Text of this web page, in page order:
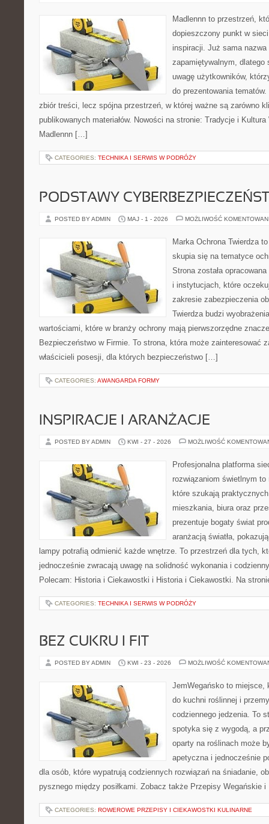
Madlennn to przestrzeń,
dopieszczony punkt w
inspiracji. Już sama
zapamiętywalnym, dlatego
uwagę użytkowników,
do prezentowania
zbiór treści, lecz spójna przestrzeń, w której ważne są zarówno
publikowanych materiałów. Nowości na stronie: Tradycje i
Madlennn […]
CATEGORIES: TECHNIKA I SERWIS W PODRÓŻY
PODSTAWY
POSTED BY ADMIN MAJ - 1 - 2026 MOŻLIWOŚĆ
Marka Ochrona Twierdza
skupia się na tematyce
Strona została
i instytucjach, które
zakresie zabezpieczenia
Twierdza budzi
wartościami, które w branży ochrony mają pierwszorzędne
Bezpieczeństwo w Firmie. To strona, która może zainteresować
właścicieli posesji, dla których bezpieczeństwo […]
CATEGORIES: AWANGARDA FORMY
INSPIRACJE I ARANŻACJE
POSTED BY ADMIN KWI - 27 - 2026 MOŻLIWOŚĆ
Profesjonalna platforma
rozwiązaniom świetlnym
które szukają
mieszkania, biura oraz
prezentuje bogaty świat
aranżacją światła,
lampy potrafią odmienić każde wnętrze. To przestrzeń dla tych,
jednocześnie zwracają uwagę na solidność wykonania i
Polecam: Historia i Ciekawostki i Historia i Ciekawostki. Na
CATEGORIES: TECHNIKA I SERWIS W PODRÓŻY
BEZ CUKRU I FIT
POSTED BY ADMIN KWI - 23 - 2026 MOŻLIWOŚĆ
JemWegańsko to miejsce,
do kuchni roślinnej i
codziennego jedzenia. To
spotyka się z wygodą, a
oparty na roślinach może
apetyczna i jednocześnie
dla osób, które wypatrują codziennych rozwiązań na śniadanie,
pysznego między posiłkami. Zobacz także Przepisy Wegańskie
CATEGORIES: ROWEROWE PRZEPISY I CIEKAWOSTKI KULINARNE